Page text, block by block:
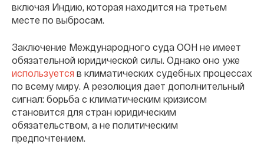
включая Индию, которая находится на третьем
месте по выбросам.
Заключение Международного суда ООН не имеет
обязательной юридической силы. Однако оно уже
используется в климатических судебных процессах
по всему миру. А резолюция дает дополнительный
сигнал: борьба с климатическим кризисом
становится для стран юридическим
обязательством, а не политическим
предпочтением.